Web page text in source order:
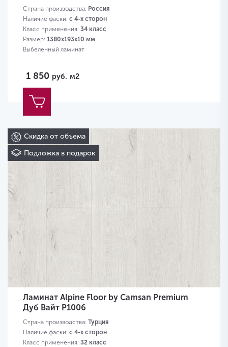
Страна производства: Россия
Наличие фаски: с 4-х сторон
Класс применения: 34 класс
Размер: 1380х193х10 мм
Выбеленный ламинат
1 850 руб. м2
Скидка от объема
Подложка в подарок
Ламинат Alpine Floor by Camsan Premium
Дуб Вайт P1006
Страна производства: Турция
Наличие фаски: с 4-х сторон
Класс применения: 32 класс